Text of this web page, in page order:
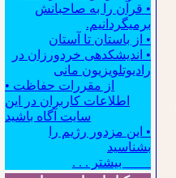
• قرآن را به صاحبانش
برمیگردانیم.
• از باستان تا آستان
• اندیشکده‍ی خردورزان در
رادیوتلویزیون مانی
• از مقررات حفاظت
اطلاعات کاربران در این
سایت آگاه باشید
• این مزدور رژیم را
بشناسید
بیشتر . . .